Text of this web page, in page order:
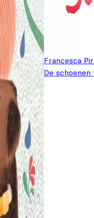
Francesca
De schoenen